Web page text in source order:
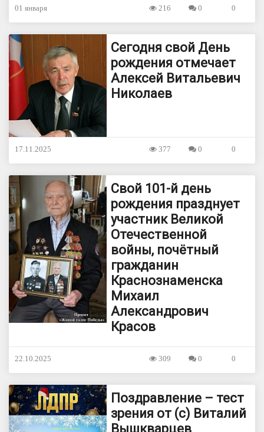
01 января 0
0
216
Сегодня свой День
рождения отмечает
Алексей Витальевич
Николаев
17.11.2025 0
0
377
Свой 101-й день
рождения празднует
участник Великой
Отечественной
войны, почётный
гражданин
Краснознаменска
Михаил
Александрович
Красов
22.10.2025 0
0
309
Поздравление – тест
зрения от (с) Виталий
Вышкварцев